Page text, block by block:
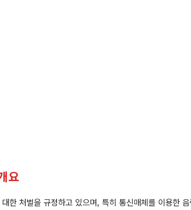
요
한 처벌을 규정하고 있으며, 특히 통신매체를 이용한